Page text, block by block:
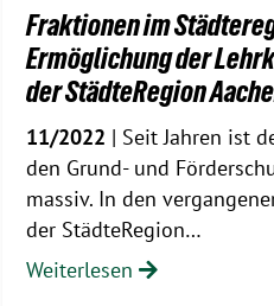
Fraktionen im
Ermöglichung der
der StädteRegion
11/2022 | Seit Jahren ist
den Grund- und
massiv. In den
der StädteRegion…
Weiterlesen